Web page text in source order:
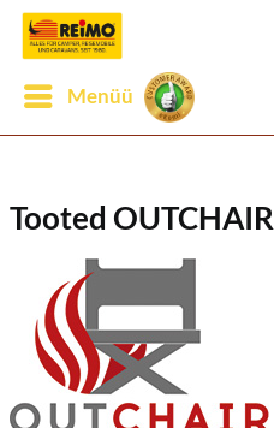
Menüü
Tooted OUTCHAIR